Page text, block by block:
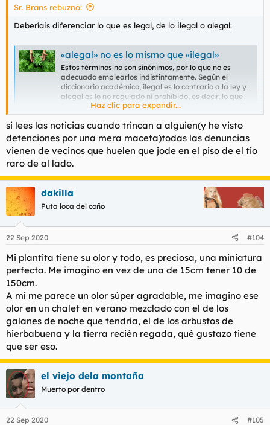
Sr. Brans rebuznó:
Deberíais diferenciar lo que es legal, de lo ilegal o alegal:
«alegal» no es lo mismo que «ilegal»
Estos términos no son sinónimos, por lo que no es
adecuado emplearlos indistintamente. Según el
diccionario académico, ilegal es lo contrario a la ley y
alegal es lo no regulado ni prohibido, es decir, lo que
funciona sin haber sido reglamentado legalmente. Sin
embargo, en lo medios de...
www.fundeu.es
El problema de este galimatías es, por un lado, que el cultivo de
autoconsumo no está verdaderamente regulado y por otro la
mierda de ley de seguridad ciudadana que introdujo en su
redacción la gilipollez esa de "lugares visibles al público" que a
parte de subjetivo, y al no estar regulado en ningún otro lugar
los no visibles, da esa sensación de que es legal plantar
Marihuana "si no se ve" y es para autoconsumo.
Al final el marrón va para los jueces y, bueno, con un poco de
sentido común sacas en claro que si no llamas la atención y te
fumas tus porritos en casa sin meterte con nadie, no va a ir la
benemérita con las metraquetas para detenerte, pero LEGAL
no es.
Haz clic para expandir...
si lees las noticias cuando trincan a alguien(y he visto
detenciones por una mera maceta)todas las denuncias
vienen de vecinos que huelen que jode en el piso de el tio
raro de al lado.
dakilla
Puta loca del coño
22 Sep 2020 #104
Mi plantita tiene su olor y todo, es preciosa, una miniatura
perfecta. Me imagino en vez de una de 15cm tener 10 de
150cm.
A mí me parece un olor súper agradable, me imagino ese
olor en un chalet en verano mezclado con el de los
galanes de noche que tendría, el de los arbustos de
hierbabuena y la tierra recién regada, qué gustazo tiene
que ser eso.
el viejo dela montaña
Muerto por dentro
22 Sep 2020 #105